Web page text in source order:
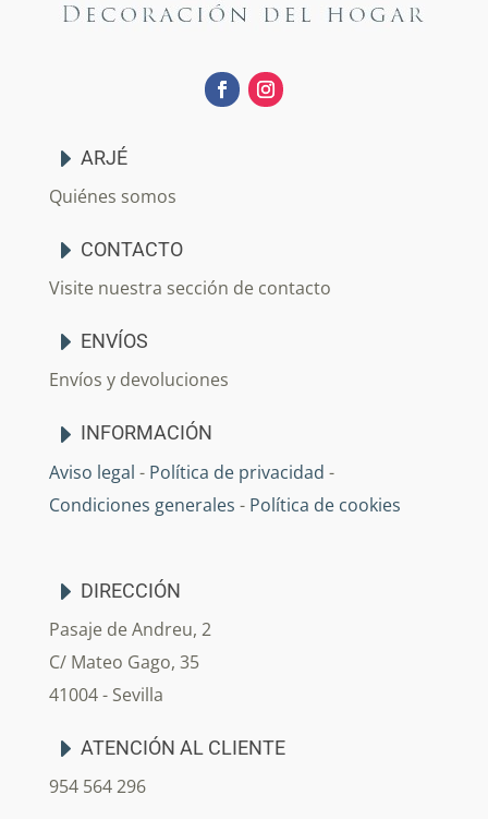
ARJÉ
Quiénes somos
CONTACTO
Visite nuestra sección de contacto
ENVÍOS
Envíos y devoluciones
INFORMACIÓN
Aviso legal - Política de privacidad -
Condiciones generales - Política de cookies
DIRECCIÓN
Pasaje de Andreu, 2
C/ Mateo Gago, 35
41004 - Sevilla
ATENCIÓN AL CLIENTE
954 564 296